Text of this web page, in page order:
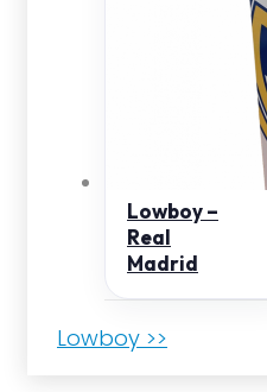
Lowboy –
Real
Madrid
Lowboy >>